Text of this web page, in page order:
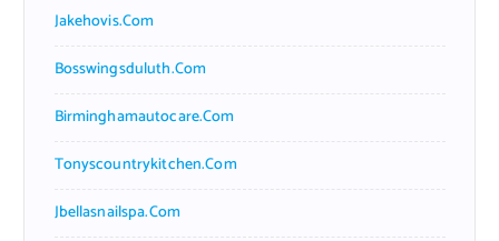
Jakehovis.com
Bosswingsduluth.com
Birminghamautocare.com
Tonyscountrykitchen.com
Jbellasnailspa.com